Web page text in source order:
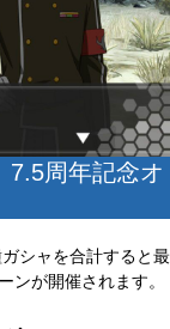
周年記念オ
シャを合計すると最
ンが開催されます。